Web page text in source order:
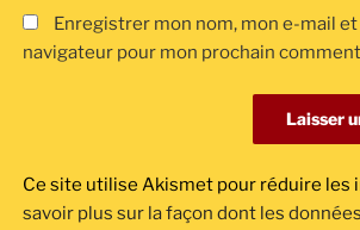
Enregistrer mon nom, mon e-mail
navigateur pour mon prochain
Ce site utilise Akismet pour réduire les
savoir plus sur la façon dont les